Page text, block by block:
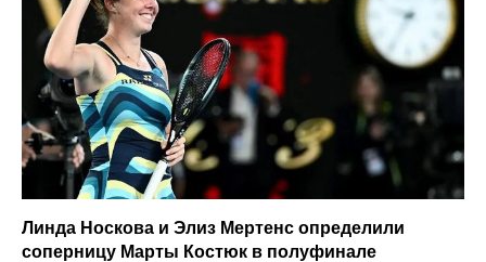
Линда Носкова и Элиз Мертенс определили
соперницу Марты Костюк в полуфинале